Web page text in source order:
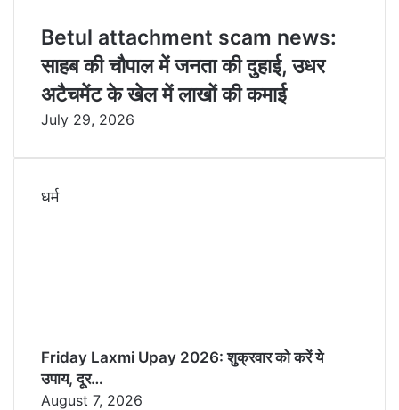
Betul attachment scam news:
साहब की चौपाल में जनता की दुहाई, उधर
अटैचमेंट के खेल में लाखों की कमाई
July 29, 2026
धर्म
Friday Laxmi Upay 2026: शुक्रवार को करें ये
उपाय, दूर…
August 7, 2026